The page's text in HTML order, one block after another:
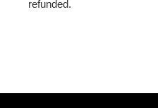
refunded.